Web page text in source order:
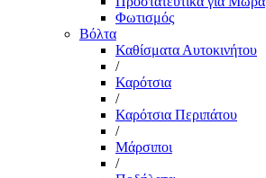
Φωτισμός
Βόλτα
Καθίσματα Αυτοκινήτου
/
Καρότσια
/
Καρότσια Περιπάτου
/
Μάρσιποι
/